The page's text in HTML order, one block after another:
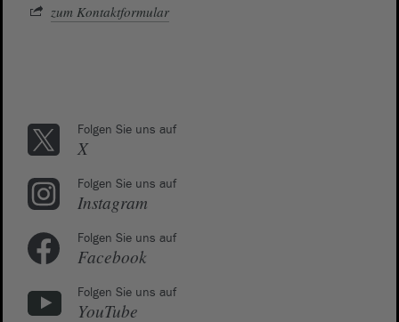
zum Kontaktformular
Folgen Sie uns auf
X
Folgen Sie uns auf
Instagram
Folgen Sie uns auf
Facebook
Folgen Sie uns auf
YouTube